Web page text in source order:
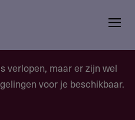
verlopen, maar er zijn wel
voor je beschikbaar.